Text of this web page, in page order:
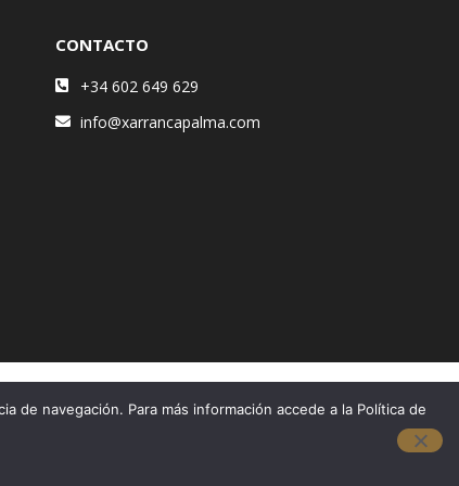
CONTACTO
+34 602 649 629
info@xarrancapalma.com
de navegación. Para más información accede a la Política de